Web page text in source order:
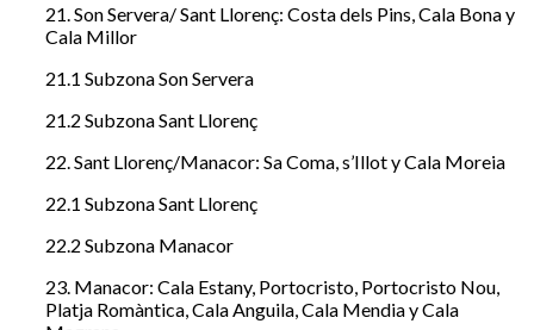
21. Son Servera/ Sant Llorenç: Costa dels Pins, Cala Bona y
Cala Millor
21.1 Subzona Son Servera
21.2 Subzona Sant Llorenç
22. Sant Llorenç/Manacor: Sa Coma, s’Illot y Cala Moreia
22.1 Subzona Sant Llorenç
22.2 Subzona Manacor
23. Manacor: Cala Estany, Portocristo, Portocristo Nou,
Platja Romàntica, Cala Anguila, Cala Mendia y Cala